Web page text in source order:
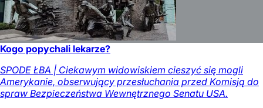
Kogo popychali lekarze?
SPODE ŁBA | Ciekawym widowiskiem cieszyć się mogli
Amerykanie, obserwujący przesłuchania przed Komisją do
spraw Bezpieczeństwa Wewnętrznego Senatu USA.